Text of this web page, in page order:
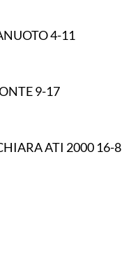
4-11
9-17
ATI 2000 16-8